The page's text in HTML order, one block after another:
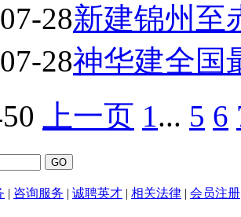
28新建锦州至
28神华建全国
上一页 1... 5 6
| 咨询服务 | 诚聘英才 | 相关法律 | 会员注册